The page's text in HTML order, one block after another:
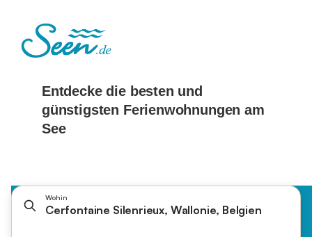
Wohin
Cerfontaine Silenrieux, Wallonie, Belgien